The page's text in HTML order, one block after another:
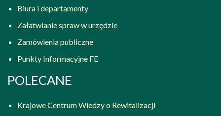
Biura i departamenty
Załatwianie spraw w urzędzie
Zamówienia publiczne
Punkty Informacyjne FE
POLECANE
Krajowe Centrum Wiedzy o Rewitalizacji